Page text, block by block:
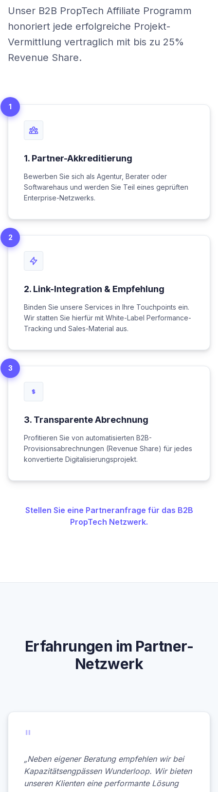
Unser B2B PropTech Affiliate Programm
honoriert jede erfolgreiche Projekt-
Vermittlung vertraglich mit bis zu 25%
Revenue Share.
1
1. Partner-Akkreditierung
Bewerben Sie sich als Agentur, Berater oder
Softwarehaus und werden Sie Teil eines geprüften
Enterprise-Netzwerks.
2
2. Link-Integration & Empfehlung
Binden Sie unsere Services in Ihre Touchpoints ein.
Wir statten Sie hierfür mit White-Label Performance-
Tracking und Sales-Material aus.
3
3. Transparente Abrechnung
Profitieren Sie von automatisierten B2B-
Provisionsabrechnungen (Revenue Share) für jedes
konvertierte Digitalisierungsprojekt.
Stellen Sie eine Partneranfrage für das B2B
PropTech Netzwerk.
Erfahrungen im Partner-
Netzwerk
"
„Neben eigener Beratung empfehlen wir bei
Kapazitätsengpässen Wunderloop. Wir bieten
unseren Klienten eine performante Lösung